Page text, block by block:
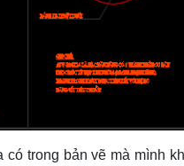
trong bản vẽ mà mình